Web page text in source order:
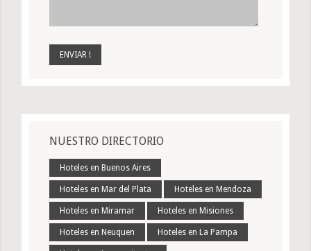
NUESTRO DIRECTORIO
Hoteles en Buenos Aires
Hoteles en Mar del Plata Hoteles en Mendoza
Hoteles en Miramar Hoteles en Misiones
Hoteles en Neuquen Hoteles en La Pampa